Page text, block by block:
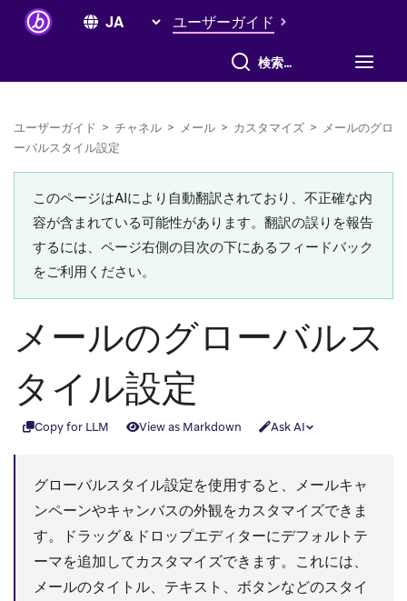
ユーザーガイド
すべて検索
ユーザーガイド > チャネル > メール > カスタマイズ > メールのグロ
ーバルスタイル設定
このページはAIにより自動翻訳されており、不正確な内
容が含まれている可能性があります。翻訳の誤りを報告
するには、ページ右側の目次の下にあるフィードバック
をご利用ください。
メールのグローバルス
タイル設定
Copy for LLM View as Markdown Ask AI
グローバルスタイル設定を使用すると、メールキャ
ンペーンやキャンバスの外観をカスタマイズできま
す。ドラッグ＆ドロップエディターにデフォルトテ
ーマを追加してカスタマイズできます。これには、
メールのタイトル、テキスト、ボタンなどのスタイ